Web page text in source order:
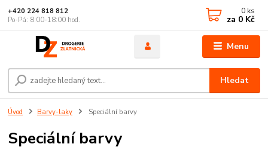
Menu
Hledat
+420 224 818 812
Po-Pá: 8:00-18:00 hod.
0 ks
za 0 Kč
Úvod Barvy-laky Speciální barvy
Speciální barvy